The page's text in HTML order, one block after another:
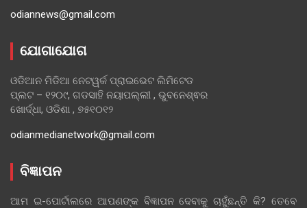
odiannews@gmail.com
ଯୋଗାଯୋଗ
ଓଡିଆନ ମିଡିଆ ନେଟୱର୍କ ପ୍ରାଇଭେଟ ଲିମିଟେଡ
ପ୍ଲଟ – ୧୨୦୯, ଗଡସାହି ନୟାପଲ୍ଲୀ , ଭୁବନେଶ୍ଵର
ଖୋର୍ଦ୍ଧା, ଓଡିଶା , ୭୫୧୦୧୨
odianmedianetwork@gmail.com
ବିଜ୍ଞାପନ
ଆମ ଇ-ପୋର୍ଟାଲରେ ଆପଣଙ୍କ ବିଜ୍ଞାପନ ଦେବାକୁ ଚାହୁଁଛନ୍ତି କି? ତେବେ